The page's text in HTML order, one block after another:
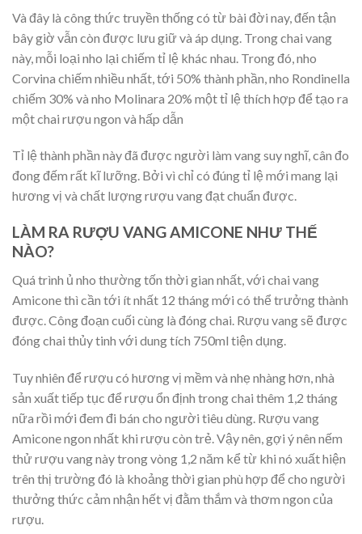
Và đây là công thức truyền thống có từ bài đời nay, đến tận
bây giờ vẫn còn được lưu giữ và áp dụng. Trong chai vang
này, mỗi loại nho lại chiếm tỉ lệ khác nhau. Trong đó, nho
Corvina chiếm nhiều nhất, tới 50% thành phần, nho Rondinella
chiếm 30% và nho Molinara 20% một tỉ lệ thích hợp để tạo ra
một chai rượu ngon và hấp dẫn
Tỉ lệ thành phần này đã được người làm vang suy nghĩ, cân đo
đong đếm rất kĩ lưỡng. Bởi vì chỉ có đúng tỉ lệ mới mang lại
hương vị và chất lượng rượu vang đạt chuẩn được.
LÀM RA RƯỢU VANG AMICONE NHƯ THẾ
NÀO?
Quá trình ủ nho thường tốn thời gian nhất, với chai vang
Amicone thì cần tới ít nhất 12 tháng mới có thể trưởng thành
được. Công đoạn cuối cùng là đóng chai. Rượu vang sẽ được
đóng chai thủy tinh với dung tích 750ml tiện dụng.
Tuy nhiên để rượu có hương vị mềm và nhẹ nhàng hơn, nhà
sản xuất tiếp tục để rượu ổn định trong chai thêm 1,2 tháng
nữa rồi mới đem đi bán cho người tiêu dùng. Rượu vang
Amicone ngon nhất khi rượu còn trẻ. Vậy nên, gợi ý nên nếm
thử rượu vang này trong vòng 1,2 năm kể từ khi nó xuất hiện
trên thị trường đó là khoảng thời gian phù hợp để cho người
thưởng thức cảm nhận hết vị đằm thắm và thơm ngon của
rượu.